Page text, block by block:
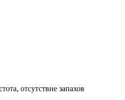
отсутствие запахов